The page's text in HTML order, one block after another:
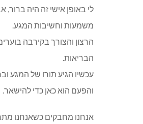
לי באופן אישי זה היה
משמעות וחשיבות המגע.
הרצון והצורך בקירבה
הבריאות.
עכשיו הגיע תורו של המגע
והפעם הוא כאן כדי להישאר.
אנחנו מחבקים כשאנחנו